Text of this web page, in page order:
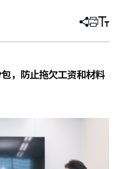
分
章
打 调
小
，防止拖欠工资和材料